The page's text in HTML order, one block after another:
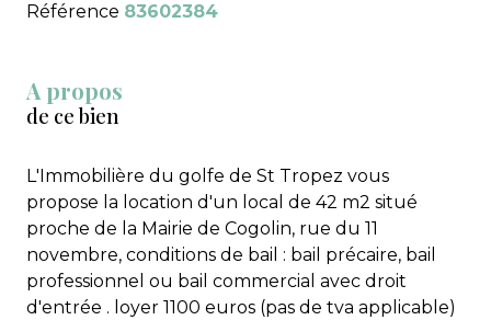
Référence 83602384
A propos
de ce bien
L'Immobilière du golfe de St Tropez vous
propose la location d'un local de 42 m2 situé
proche de la Mairie de Cogolin, rue du 11
novembre, conditions de bail : bail précaire, bail
professionnel ou bail commercial avec droit
d'entrée . loyer 1100 euros (pas de tva applicable)